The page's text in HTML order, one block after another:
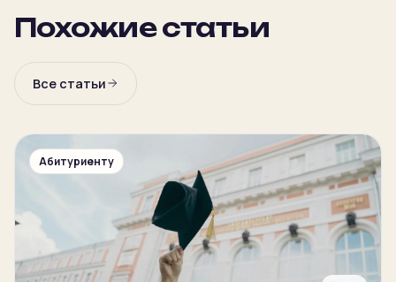
Похожие статьи
Все статьи
Абитуриенту